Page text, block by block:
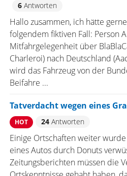
6Antworten
Hallo zusammen, ich hätte
folgendem fiktiven Fall: Person
Mitfahrgelegenheit über
Charleroi) nach Deutschland
wird das Fahrzeug von der
Beifahre ...
Tatverdacht wegen eines
HOT 24Antworten
Einige Ortschaften weiter
eines Autos durch Donuts
Zeitungsberichten müssen die